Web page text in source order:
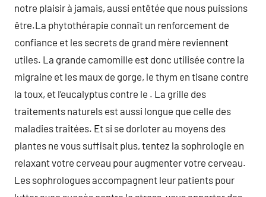
notre plaisir à jamais, aussi entêtée que nous puissions
être.La phytothérapie connaît un renforcement de
confiance et les secrets de grand mère reviennent
utiles. La grande camomille est donc utilisée contre la
migraine et les maux de gorge, le thym en tisane contre
la toux, et l’eucalyptus contre le . La grille des
traitements naturels est aussi longue que celle des
maladies traitées. Et si se dorloter au moyens des
plantes ne vous suffisait plus, tentez la sophrologie en
relaxant votre cerveau pour augmenter votre cerveau.
Les sophrologues accompagnent leur patients pour